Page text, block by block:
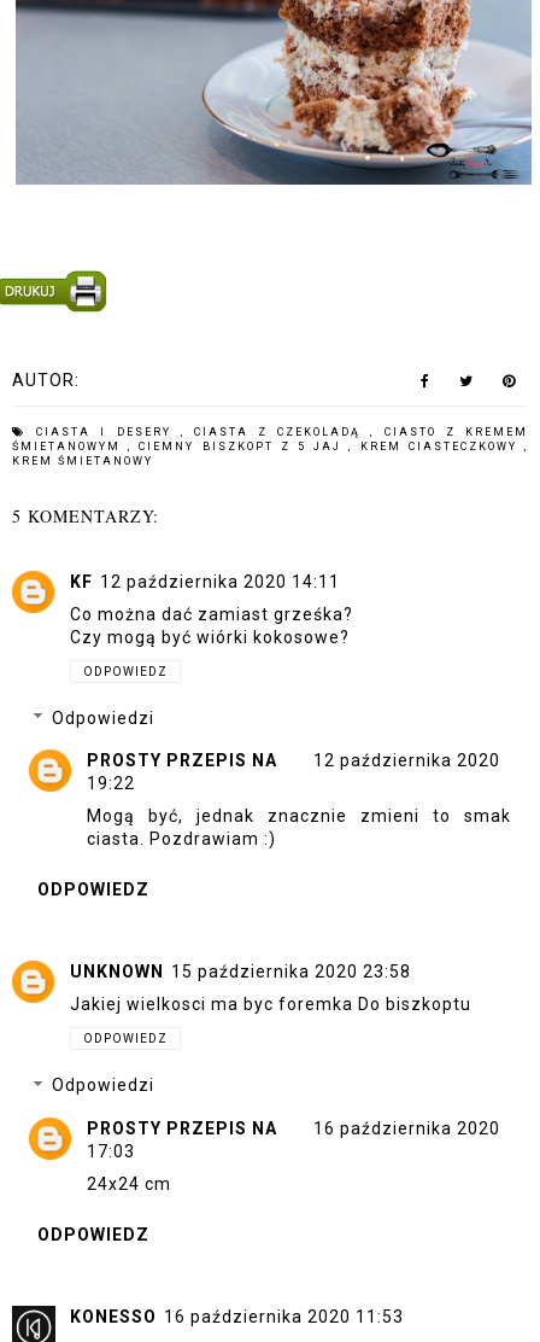
AUTOR:
CIASTA I DESERY CIASTA Z CZEKOLADĄ
CIASTO Z KREMEM
ŚMIETANOWYM
,CIEMNY BISZKOPT Z 5 JAJ KREM CIASTECZKOWY
KREM ŚMIETANOWY
5 KOMENTARZY:
KF 12 października 2020 14:11
Co można dać zamiast grześka?
Czy mogą być wiórki kokosowe?
ODPOWIEDZ
Odpowiedzi
PROSTY PRZEPIS NA
12 października 2020
19:22
Mogą być, jednak znacznie zmieni to smak
ciasta. Pozdrawiam :)
ODPOWIEDZ
UNKNOWN
15 października 2020 23:58
Jakiej wielkosci ma byc foremka Do biszkoptu
ODPOWIEDZ
Odpowiedzi
PROSTY PRZEPIS NA
16 października 2020
17:03
24x24 cm
ODPOWIEDZ
KONESSO 16 października 2020 11:53